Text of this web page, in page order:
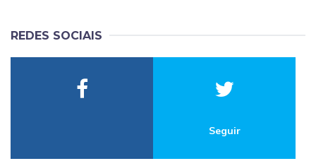
REDES SOCIAIS
Seguir